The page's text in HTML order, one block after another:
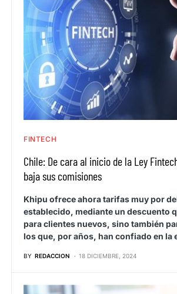
FINTECH
Chile: De cara al inicio de la Ley
baja sus comisiones
Khipu ofrece ahora tarifas muy por
establecido, mediante un descuento
para clientes nuevos, sino también
los que, por años, han confiado en la
BY REDACCION 18 DICIEMBRE, 2024